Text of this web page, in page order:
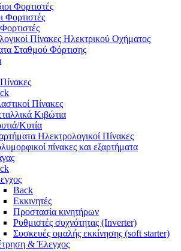
Φορτιστές
Φορτιστές
Πίνακες Ηλεκτρικού Οχήματος
Σταθμού Φόρτισης
Πίνακες
Κιβώτια
Κυτία
Ηλεκτρολογικοί Πίνακες
πίνακες και εξαρτήματα
Back
Εκκινητές
Προστασία κινητήρων
Ρυθμιστές συχνότητας (Inverter)
Συσκευές ομαλής εκκίνησης (soft starter)
& Έλεγχος